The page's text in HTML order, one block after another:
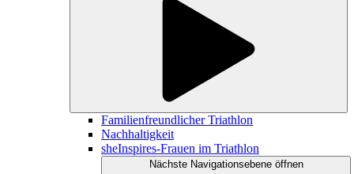
Familienfreundlicher Triathlon
Nachhaltigkeit
sheInspires-Frauen im Triathlon
Nächste Navigationsebene öffnen